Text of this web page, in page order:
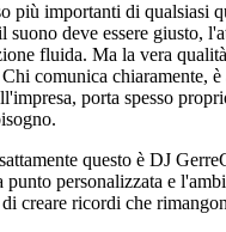
più importanti di qualsiasi
suono deve essere giusto,
fluida. Ma la vera
comunica chiaramente,
porta spesso
questo è DJ
punto personalizzata e
creare ricordi che